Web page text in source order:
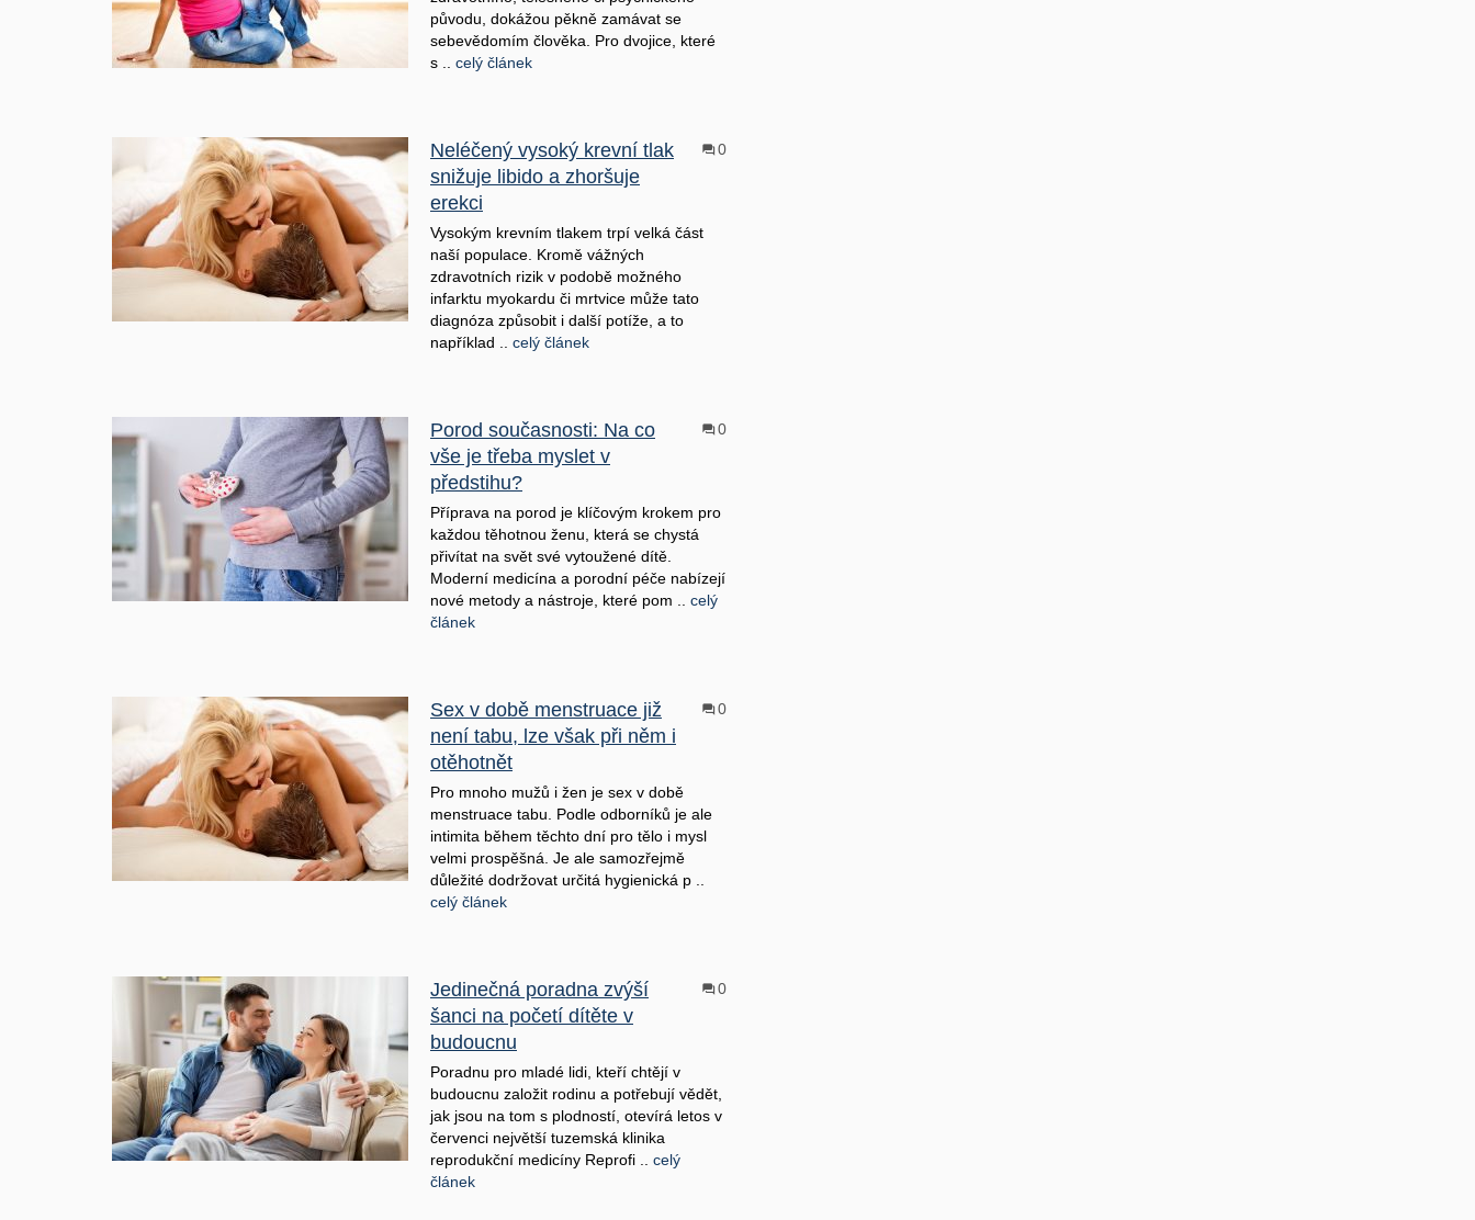
původu, dokážou pěkně zamávat se
sebevědomím člověka. Pro dvojice, které
s .. celý článek
Neléčený vysoký krevní tlak
snižuje libido a zhoršuje
erekci
0
Vysokým krevním tlakem trpí velká část
naší populace. Kromě vážných
zdravotních rizik v podobě možného
infarktu myokardu či mrtvice může tato
diagnóza způsobit i další potíže, a to
například .. celý článek
Porod současnosti: Na co
vše je třeba myslet v
předstihu?
0
Příprava na porod je klíčovým krokem pro
každou těhotnou ženu, která se chystá
přivítat na svět své vytoužené dítě.
Moderní medicína a porodní péče nabízejí
nové metody a nástroje, které pom .. celý
článek
Sex v době menstruace již
není tabu, lze však při něm i
otěhotnět
0
Pro mnoho mužů i žen je sex v době
menstruace tabu. Podle odborníků je ale
intimita během těchto dní pro tělo i mysl
velmi prospěšná. Je ale samozřejmě
důležité dodržovat určitá hygienická p ..
celý článek
Jedinečná poradna zvýší
šanci na početí dítěte v
budoucnu
0
Poradnu pro mladé lidi, kteří chtějí v
budoucnu založit rodinu a potřebují vědět,
jak jsou na tom s plodností, otevírá letos v
červenci největší tuzemská klinika
reprodukční medicíny Reprofi .. celý
článek